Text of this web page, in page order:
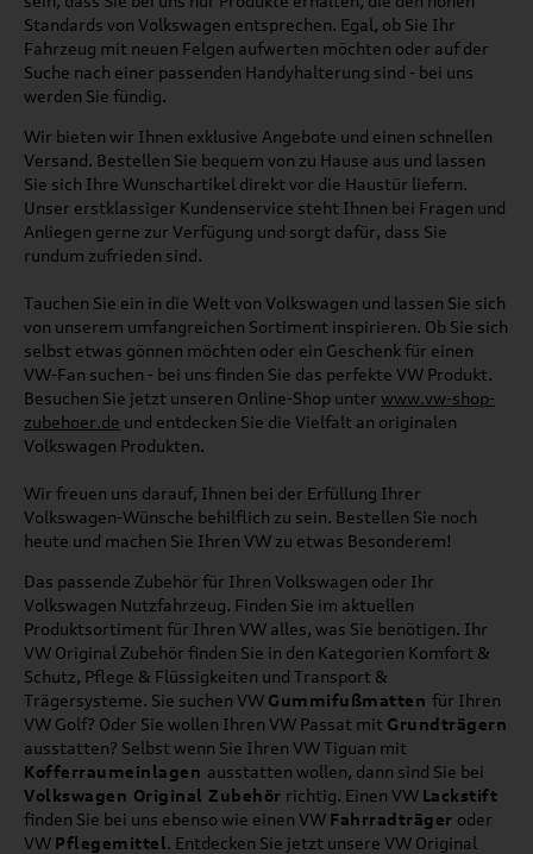
Standards von Volkswagen entsprechen. Egal, ob Sie Ihr
Fahrzeug mit neuen Felgen aufwerten möchten oder auf der
Suche nach einer passenden Handyhalterung sind - bei uns
werden Sie fündig.
Wir bieten wir Ihnen exklusive Angebote und einen schnellen
Versand. Bestellen Sie bequem von zu Hause aus und lassen
Sie sich Ihre Wunschartikel direkt vor die Haustür liefern.
Unser erstklassiger Kundenservice steht Ihnen bei Fragen und
Anliegen gerne zur Verfügung und sorgt dafür, dass Sie
rundum zufrieden sind.
Tauchen Sie ein in die Welt von Volkswagen und lassen Sie sich
von unserem umfangreichen Sortiment inspirieren. Ob Sie sich
selbst etwas gönnen möchten oder ein Geschenk für einen
VW-Fan suchen - bei uns finden Sie das perfekte VW Produkt.
Besuchen Sie jetzt unseren Online-Shop unter www.vw-shop-
zubehoer.de und entdecken Sie die Vielfalt an originalen
Volkswagen Produkten.
Wir freuen uns darauf, Ihnen bei der Erfüllung Ihrer
Volkswagen-Wünsche behilflich zu sein. Bestellen Sie noch
heute und machen Sie Ihren VW zu etwas Besonderem!
Das passende Zubehör für Ihren Volkswagen oder Ihr
Volkswagen Nutzfahrzeug. Finden Sie im aktuellen
Produktsortiment für Ihren VW alles, was Sie benötigen. Ihr
VW Original Zubehör finden Sie in den Kategorien Komfort &
Schutz, Pflege & Flüssigkeiten und Transport &
Trägersysteme. Sie suchen VW Gummifußmatten für Ihren
VW Golf? Oder Sie wollen Ihren VW Passat mit Grundträgern
ausstatten? Selbst wenn Sie Ihren VW Tiguan mit
Kofferraumeinlagen ausstatten wollen, dann sind Sie bei
Volkswagen Original Zubehör richtig. Einen VW Lackstift
finden Sie bei uns ebenso wie einen VW Fahrradträger oder
VW Pflegemittel. Entdecken Sie jetzt unsere VW Original